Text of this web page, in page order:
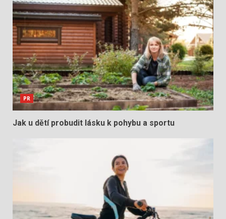
PR
Jak u dětí probudit lásku k pohybu a sportu